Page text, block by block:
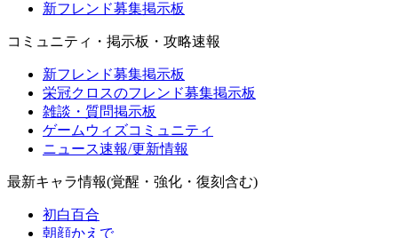
新フレンド募集掲示板
コミュニティ・掲示板・攻略速報
新フレンド募集掲示板
栄冠クロスのフレンド募集掲示板
雑談・質問掲示板
ゲームウィズコミュニティ
ニュース速報/更新情報
最新キャラ情報(覚醒・強化・復刻含む)
初白百合
朝顔かえで